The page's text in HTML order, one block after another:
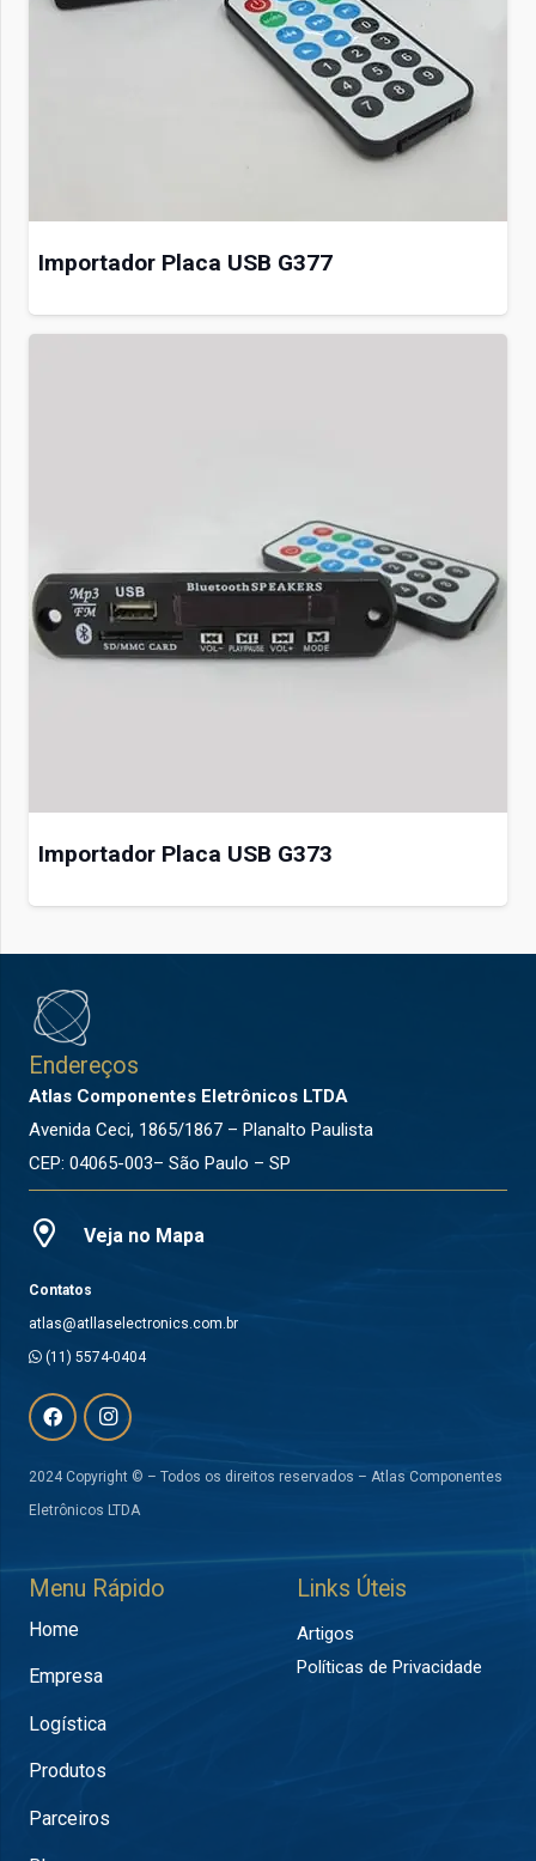
Importador Placa USB G377
Importador Placa USB G373
Endereços
Atlas Componentes Eletrônicos LTDA
Avenida Ceci, 1865/1867 – Planalto Paulista
CEP: 04065-003– São Paulo – SP
Veja no Mapa
Contatos
atlas@atllaselectronics.com.br
(11) 5574-0404
2024 Copyright © – Todos os direitos reservados – Atlas Componentes
Eletrônicos LTDA
Menu Rápido
Home
Empresa
Logística
Produtos
Parceiros
Links Úteis
Artigos
Políticas de Privacidade